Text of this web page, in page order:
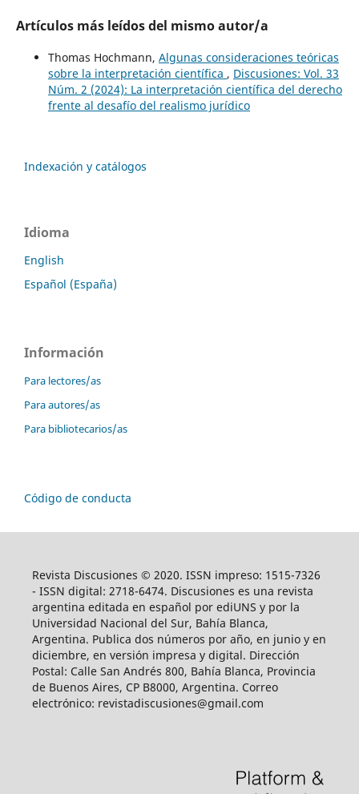
Artículos más leídos del mismo autor/a
Thomas Hochmann, Algunas consideraciones teóricas
sobre la interpretación científica , Discusiones: Vol. 33
Núm. 2 (2024): La interpretación científica del derecho
frente al desafío del realismo jurídico
Indexación y catálogos
Idioma
English
Español (España)
Información
Para lectores/as
Para autores/as
Para bibliotecarios/as
Código de conducta
Revista Discusiones © 2020. ISSN impreso: 1515-7326
- ISSN digital: 2718-6474. Discusiones es una revista
argentina editada en español por ediUNS y por la
Universidad Nacional del Sur, Bahía Blanca,
Argentina. Publica dos números por año, en junio y en
diciembre, en versión impresa y digital. Dirección
Postal: Calle San Andrés 800, Bahía Blanca, Provincia
de Buenos Aires, CP B8000, Argentina. Correo
electrónico: revistadiscusiones@gmail.com